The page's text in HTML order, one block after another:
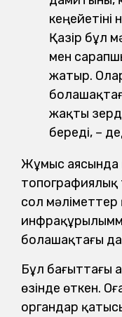
кеңейетіні
Қазір бұл
мен
жатыр.
жақты
береді, –
Жұмыс аясында
топографиялық
сол
болашақтағы
Бұл бағыттағы
өзінде өткен.
органдар